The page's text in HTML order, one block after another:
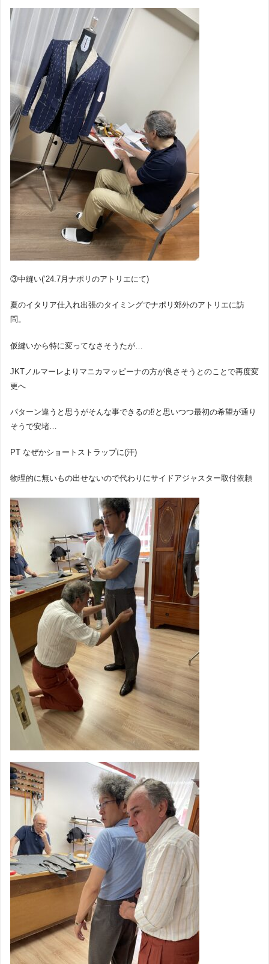
③中縫い(‘24.7月ナポリのアトリエにて)
夏のイタリア仕入れ出張のタイミングでナポリ郊外のアトリエに訪
問。
仮縫いから特に変ってなさそうたが…
JKTノルマーレよりマニカマッピーナの方が良さそうとのことで再度変
更へ
パターン違うと思うがそんな事できるの⁉︎と思いつつ最初の希望が通り
そうで安堵…
PT なぜかショートストラップに(汗)
物理的に無いもの出せないので代わりにサイドアジャスター取付依頼